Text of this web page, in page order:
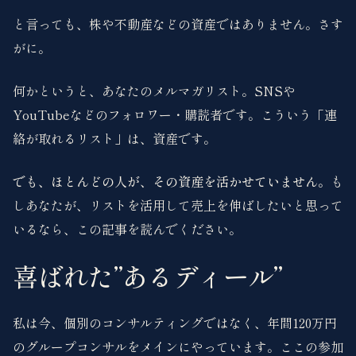
と言っても、株や不動産などの資産ではありません。さす
がに。
何かというと、あなたのメルマガリスト。SNSや
YouTubeなどのフォロワー・購読者です。こういう「連
絡が取れるリスト」は、資産です。
でも、ほとんどの人が、その資産を活かせていません。 も
しあなたが、リストを活用して売上を伸ばしたいと思って
いるなら、この記事を読んでください。
喜ばれた”あるディール”
私は今、個別のコンサルティングではなく、年間120万円
のグループコンサルをメインにやっています。ここの参加